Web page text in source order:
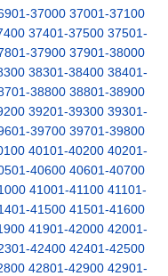
37000 37001-37100
37401-37500 37501-
37900 37901-38000
38301-38400 38401-
38800 38801-38900
39201-39300 39301-
39700 39701-39800
40101-40200 40201-
40600 40601-40700
41001-41100 41101-
41500 41501-41600
41901-42000 42001-
42400 42401-42500
42801-42900 42901-